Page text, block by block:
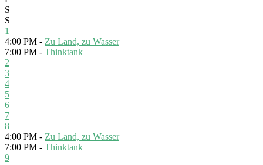
S
S
1
4:00 PM - Zu Land, zu Wasser
7:00 PM - Thinktank
2
3
4
5
6
7
8
4:00 PM - Zu Land, zu Wasser
7:00 PM - Thinktank
9